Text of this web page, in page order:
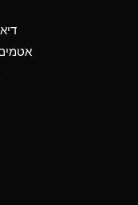
Anhydrous
Gas (cold)
Gas (hot)